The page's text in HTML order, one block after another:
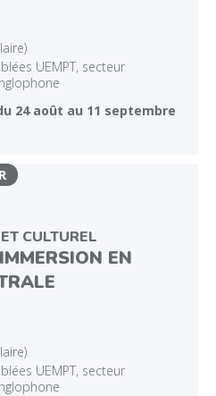
UEMPT, secteur
24 août au 11 septembre
CULTUREL
EN
UEMPT, secteur